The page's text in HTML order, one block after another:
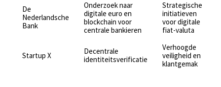
De
Nederlandsche
Bank
Onderzoek naar
digitale euro en
blockchain voor
centrale bankieren
Strategische
initiatieven
voor digitale
fiat-valuta
Startup X
Decentrale
identiteitsverificatie
Verhoogde
veiligheid en
klantgemak